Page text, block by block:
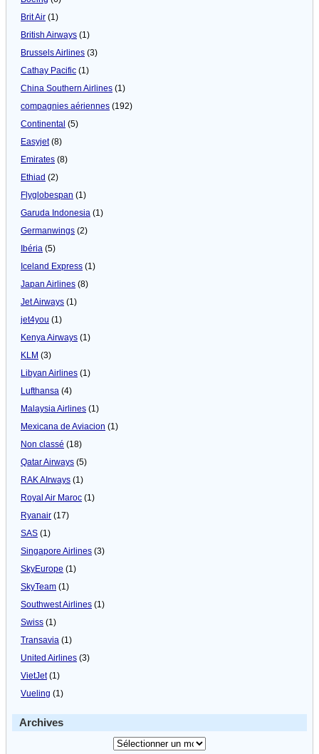
Brit Air (1)
British Airways (1)
Brussels Airlines (3)
Cathay Pacific (1)
China Southern Airlines (1)
compagnies aériennes (192)
Continental (5)
Easyjet(8)
Emirates (8)
Ethiad (2)
Flyglobespan (1)
Garuda Indonesia (1)
Germanwings (2)
Ibéria (5)
Iceland Express (1)
Japan Airlines (8)
Jet Airways (1)
jet4you (1)
Kenya Airways (1)
KLM (3)
Libyan Airlines (1)
Lufthansa (4)
Malaysia Airlines (1)
Mexicana de Aviacion (1)
Non classé (18)
Qatar Airways (5)
RAK AIrways (1)
Royal Air Maroc (1)
Ryanair (17)
SAS (1)
Singapore Airlines (3)
SkyEurope (1)
SkyTeam (1)
Southwest Airlines (1)
Swiss (1)
Transavia (1)
United Airlines (3)
VietJet(1)
Vueling (1)
Archives